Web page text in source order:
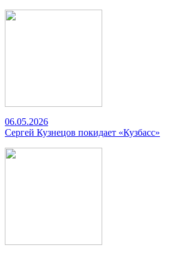
06.05.2026
Сергей Кузнецов покидает «Кузбасс»